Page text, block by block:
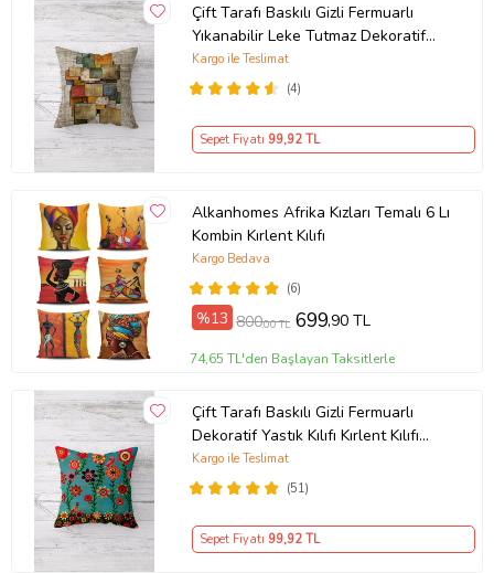
Çift Tarafı Baskılı Gizli Fermuarlı
Yıkanabilir Leke Tutmaz Dekoratif
Kırlent Kılıfı Yastık Kılıfı (Kum Beji)
(4)
Kargo ile Teslimat
Sepet Fiyatı 99,92 TL
Alkanhomes Afrika Kızları Temalı 6 Lı
Kombin Kırlent Kılıfı
(6)
Kargo Bedava
%13 800,00 TL 699,90 TL
74,65 TL'den Başlayan Taksitlerle
Çift Tarafı Baskılı Gizli Fermuarlı
Dekoratif Yastık Kılıfı Kırlent Kılıfı
Koltuk Yastık Kılıfı (Turkuaz-Yeşil)
(51)
Kargo ile Teslimat
Sepet Fiyatı 99,92 TL